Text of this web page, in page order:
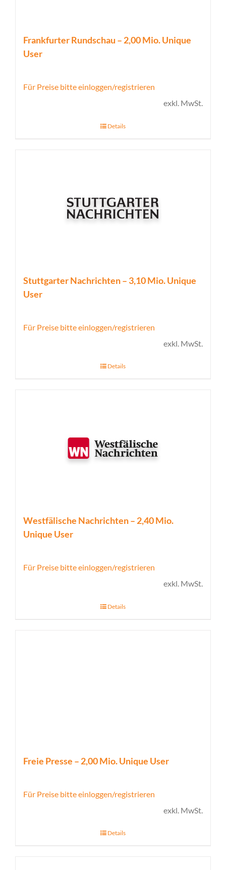
Frankfurter Rundschau – 2,00 Mio. Unique
User
Für Preise bitte einloggen/registrieren
exkl. MwSt.
Details
Stuttgarter Nachrichten – 3,10 Mio. Unique
User
Für Preise bitte einloggen/registrieren
exkl. MwSt.
Details
Westfälische Nachrichten – 2,40 Mio.
Unique User
Für Preise bitte einloggen/registrieren
exkl. MwSt.
Details
Freie Presse – 2,00 Mio. Unique User
Für Preise bitte einloggen/registrieren
exkl. MwSt.
Details